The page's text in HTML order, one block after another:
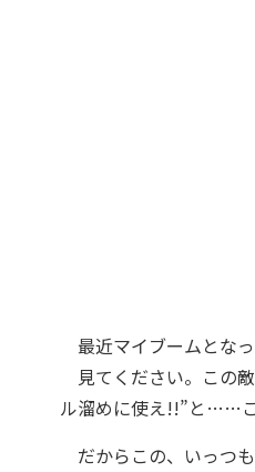
最近マイブームとな
見てください。この
ル溜めに使え!!”と……
だからこの、いっつ